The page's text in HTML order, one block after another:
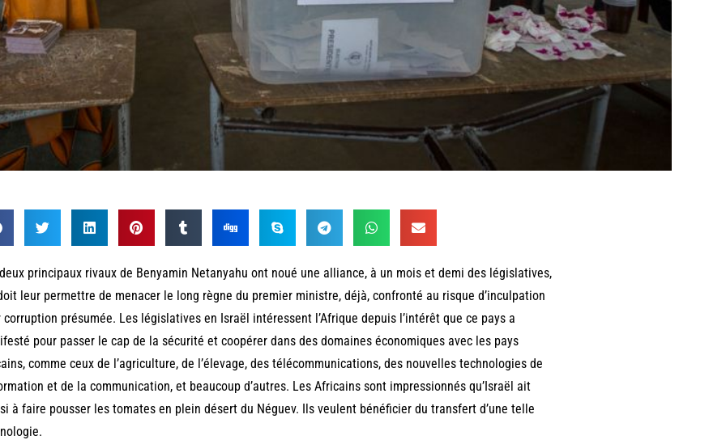
principaux rivaux de Benyamin Netanyahu ont noué une alliance, à un mois et demi des législatives,
leur permettre de menacer le long règne du premier ministre, déjà, confronté au risque d’inculpation
corruption présumée. Les législatives en Israël intéressent l’Afrique depuis l’intérêt que ce pays a
pour passer le cap de la sécurité et coopérer dans des domaines économiques avec les pays
comme ceux de l’agriculture, de l’élevage, des télécommunications, des nouvelles technologies de
et de la communication, et beaucoup d’autres. Les Africains sont impressionnés qu’Israël ait
à faire pousser les tomates en plein désert du Néguev. Ils veulent bénéficier du transfert d’une telle